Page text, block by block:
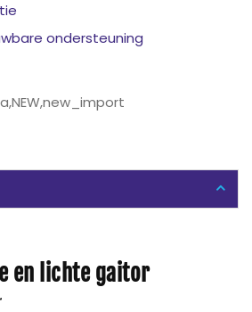
ondersteuning
,NEW,new_import
en lichte gaitor